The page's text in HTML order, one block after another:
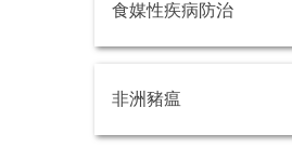
食媒性疾病防治
非洲豬瘟